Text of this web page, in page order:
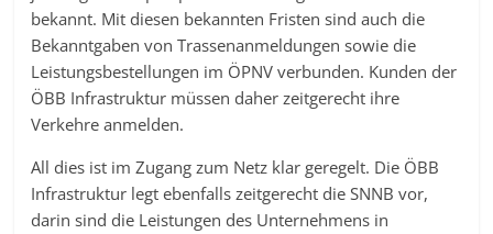
bekannt. Mit diesen bekannten Fristen sind auch die
Bekanntgaben von Trassenanmeldungen sowie die
Leistungsbestellungen im ÖPNV verbunden. Kunden der
ÖBB Infrastruktur müssen daher zeitgerecht ihre
Verkehre anmelden.
All dies ist im Zugang zum Netz klar geregelt. Die ÖBB
Infrastruktur legt ebenfalls zeitgerecht die SNNB vor,
darin sind die Leistungen des Unternehmens in